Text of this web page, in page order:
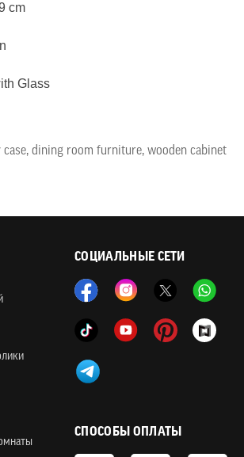
cm
Glass
case, dining room furniture, wooden cabinet
СОЦИАЛЬНЫЕ СЕТИ
СПОСОБЫ ОПЛАТЫ